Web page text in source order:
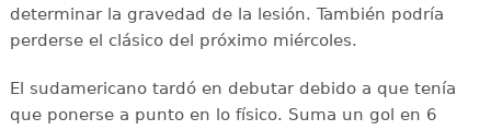
determinar la gravedad de la lesión. También podría
perderse el clásico del próximo miércoles.
El sudamericano tardó en debutar debido a que tenía
que ponerse a punto en lo físico. Suma un gol en 6